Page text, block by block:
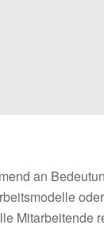
an
Mitarbeitende